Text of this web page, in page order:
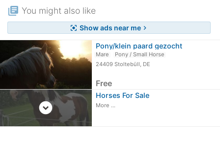
library_books You might also like
center_focus_strong Show ads near mechevron_right
Pony/klein paard gezocht
Mare
Pony / Small Horse
24409 Stoltebüll, DE
Free
expand_circle_down
Horses For Sale
More ...